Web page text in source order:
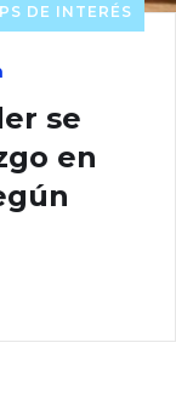
DE INTERÉS
se
en